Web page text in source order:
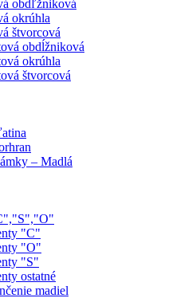
obdľžniková
okrúhla
štvorcová
obdĺžniková
okrúhla
štvorcová
– Madlá
"C"
"O"
"S"
ostatné
madiel